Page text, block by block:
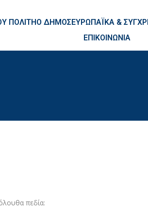
ΠΟΛΙΤΗΟ ΔΗΜΟΣΕΥΡΩΠΑΪΚΑ &
ΕΠΙΚΟΙΝΩΝΙΑ
πεδία: